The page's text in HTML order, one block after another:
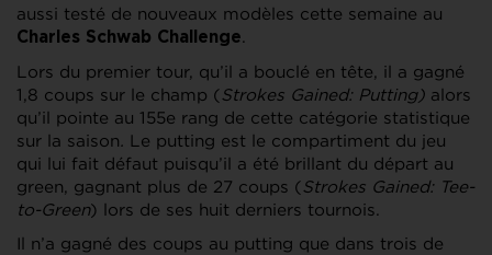
aussi testé de nouveaux modèles cette semaine au
Charles Schwab Challenge.
Lors du premier tour, qu’il a bouclé en tête, il a gagné
1,8 coups sur le champ (Strokes Gained: Putting) alors
qu’il pointe au 155e rang de cette catégorie statistique
sur la saison. Le putting est le compartiment du jeu
qui lui fait défaut puisqu’il a été brillant du départ au
green, gagnant plus de 27 coups (Strokes Gained: Tee-
to-Green) lors de ses huit derniers tournois.
Il n’a gagné des coups au putting que dans trois de